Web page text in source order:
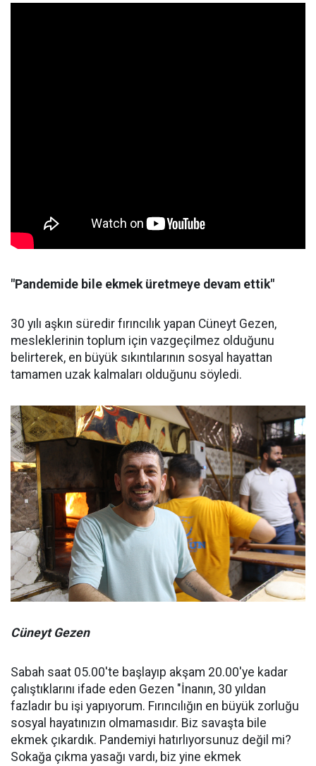
"Pandemide bile ekmek üretmeye devam ettik"
30 yılı aşkın süredir fırıncılık yapan Cüneyt Gezen,
mesleklerinin toplum için vazgeçilmez olduğunu
belirterek, en büyük sıkıntılarının sosyal hayattan
tamamen uzak kalmaları olduğunu söyledi.
Cüneyt Gezen
Sabah saat 05.00'te başlayıp akşam 20.00'ye kadar
çalıştıklarını ifade eden Gezen "İnanın, 30 yıldan
fazladır bu işi yapıyorum. Fırıncılığın en büyük zorluğu
sosyal hayatınızın olmamasıdır. Biz savaşta bile
ekmek çıkardık. Pandemiyi hatırlıyorsunuz değil mi?
Sokağa çıkma yasağı vardı, biz yine ekmek